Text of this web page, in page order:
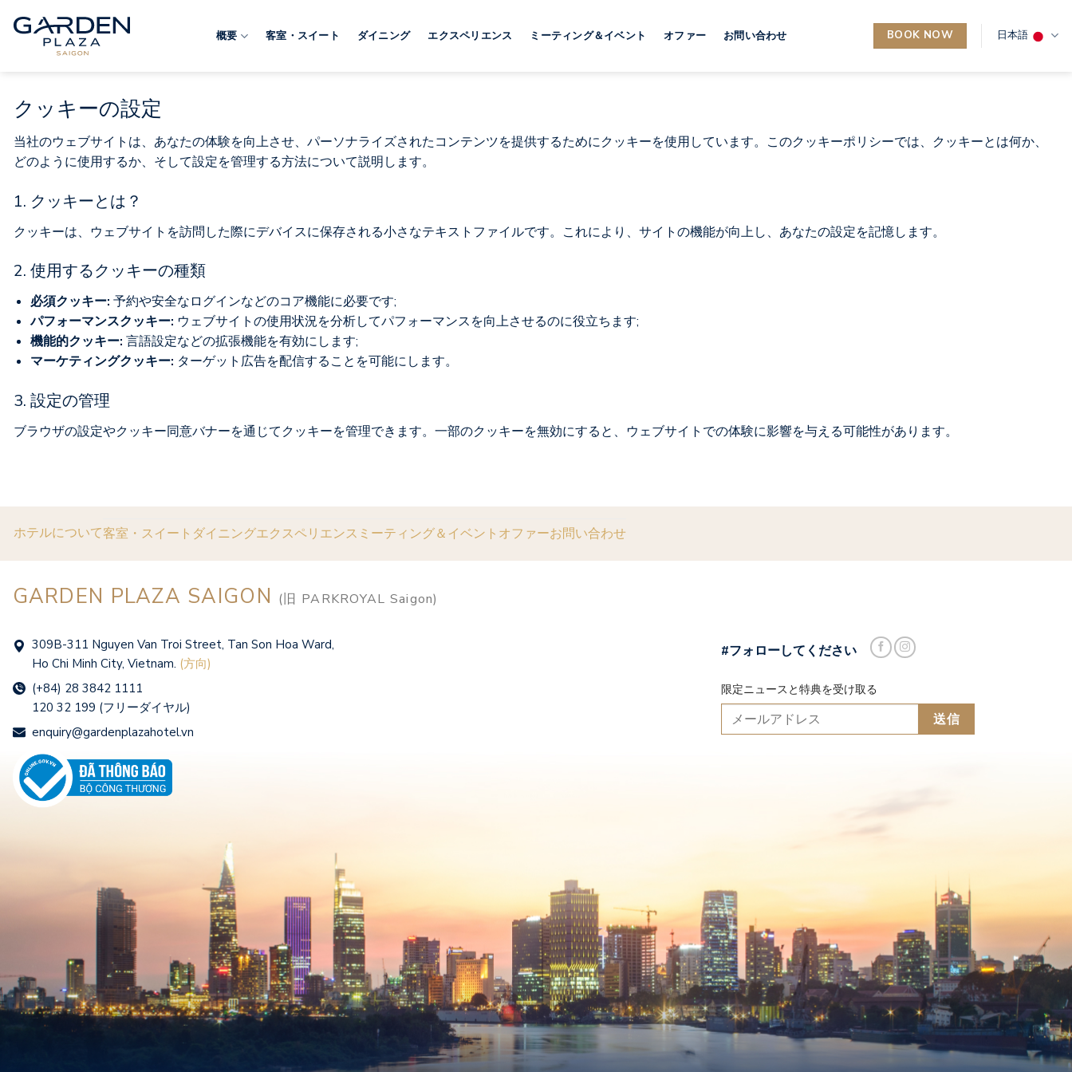
content
概要 客室・スイート ダイニング エクスペリエンス ミーティング＆イベント オファー お問い合わせ BOOK NOW 日本語
クッキーの設定
当社のウェブサイトは、あなたの体験を向上させ、パーソナライズされたコンテンツを提供するためにクッキーを使用しています。このクッキーポリシーでは、クッキーとは何か、
どのように使用するか、そして設定を管理する方法について説明します。
1. クッキーとは？
クッキーは、ウェブサイトを訪問した際にデバイスに保存される小さなテキストファイルです。これにより、サイトの機能が向上し、あなたの設定を記憶します。
2. 使用するクッキーの種類
必須クッキー: 予約や安全なログインなどのコア機能に必要です;
パフォーマンスクッキー: ウェブサイトの使用状況を分析してパフォーマンスを向上させるのに役立ちます;
機能的クッキー: 言語設定などの拡張機能を有効にします;
マーケティングクッキー: ターゲット広告を配信することを可能にします。
3. 設定の管理
ブラウザの設定やクッキー同意バナーを通じてクッキーを管理できます。一部のクッキーを無効にすると、ウェブサイトでの体験に影響を与える可能性があります。
ホテルについて客室・スイート ダイニングエクスペリエンス ミーティング＆イベント オファーお問い合わせ
GARDEN PLAZA SAIGON (旧 PARKROYAL Saigon)
309B-311 Nguyen Van Troi Street, Tan Son Hoa Ward,
Ho Chi Minh City, Vietnam. (方向)
(+84) 28 3842 1111
120 32 199 (フリーダイヤル)
enquiry@gardenplazahotel.vn
#フォローしてください
限定ニュースと特典を受け取る